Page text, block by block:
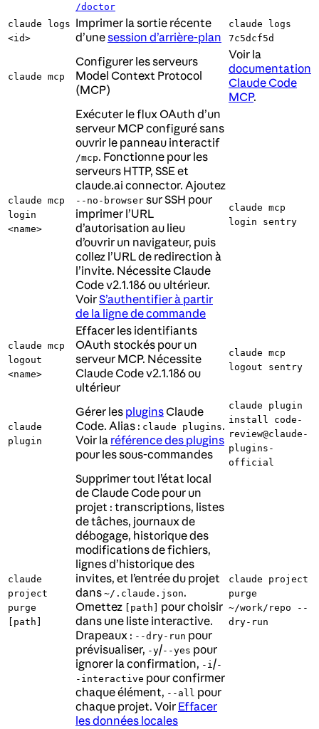
/doctor
claude logs
<id>
Imprimer la sortie récente
d’unesession d’arrière-plan
claude logs
7c5dcf5d
claude mcp
Configurer les serveurs
Model Context Protocol
(MCP)
Voir la
documentation
Claude Code
MCP.
claude mcp
login
<name>
Exécuter le flux OAuth d’un
serveur MCP configuré sans
ouvrir le panneau interactif
/mcp. Fonctionne pour les
serveurs HTTP, SSE et
claude.ai connector. Ajoutez
--no-browser sur SSH pour
imprimer l’URL
d’autorisation au lieu
d’ouvrir un navigateur, puis
collez l’URL de redirection à
l’invite. Nécessite Claude
Code v2.1.186 ou ultérieur.
VoirS’authentifier à partir
de la ligne de commande
claude mcp
login sentry
claude mcp
logout
<name>
Effacer les identifiants
OAuth stockés pour un
serveur MCP. Nécessite
Claude Code v2.1.186 ou
ultérieur
claude mcp
logout sentry
claude
plugin
Gérer les pluginsClaude
Code. Alias : claude plugins.
Voir la référence des plugins
pour les sous-commandes
claude plugin
install code-
review@claude-
plugins-
official
claude
project
purge
[path]
Supprimer tout l’état local
de Claude Code pour un
projet : transcriptions, listes
de tâches, journaux de
débogage, historique des
modifications de fichiers,
lignes d’historique des
invites, et l’entrée du projet
dans ~/.claude.json.
Omettez
[path]
pour choisir
dans une liste interactive.
Drapeaux : --dry-run pour
prévisualiser, -y/--yes pour
ignorer la confirmation, -i/-
-interactive pour confirmer
chaque élément, --all pour
chaque projet. Voir Effacer
les données locales
claude project
purge
~/work/repo --
dry-run